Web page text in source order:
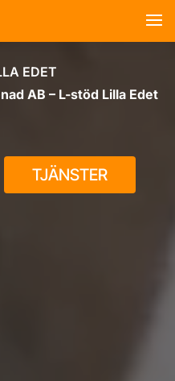
EDET
AB – L-stöd Lilla Edet
TJÄNSTER